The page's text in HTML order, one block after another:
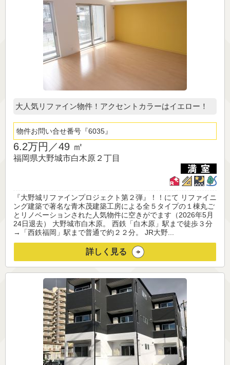
大人気リファイン物件！アクセントカラーはイエロー！
物件お問い合せ番号 6035
6.2万円／49 ㎡
福岡県大野城市白木原２丁目
『大野城リファインプロジェクト第２弾』！！にて リファイニ
ング建築で著名な青木茂建築工房による全５タイプの１棟丸ご
とリノベーションされた人気物件に空きがでます（2026年5月
24日退去） 大野城市白木原。 西鉄「白木原」駅まで徒歩３分
→「西鉄福岡」駅まで普通で約２２分。 JR大野...
詳しく見る